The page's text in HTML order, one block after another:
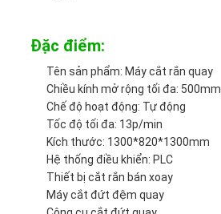
HỢP
TRANG
WEB
Đặc điểm:
Tên sản phẩm: Máy cắt rắn quay
Chiều kính mở rộng tối đa: 500mm
Chế độ hoạt động: Tự động
Tốc độ tối đa: 13p/min
Kích thước: 1300*820*1300mm
Hệ thống điều khiển: PLC
Thiết bị cắt rắn bán xoay
Máy cắt đứt đệm quay